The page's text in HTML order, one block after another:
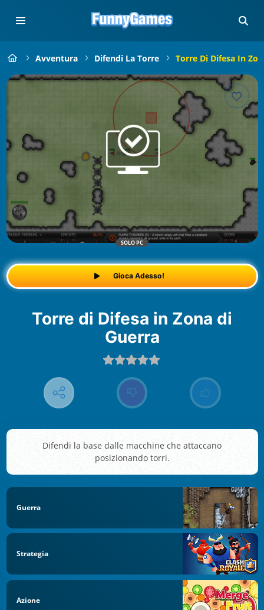
Avventura Difendi La Torre Torre Di Difesa In
SOLO PC
Gioca Adesso!
Torre di Difesa in Zona di
Guerra
Difendi la base dalle macchine che attaccano
posizionando torri.
Guerra
Strategia
Azione